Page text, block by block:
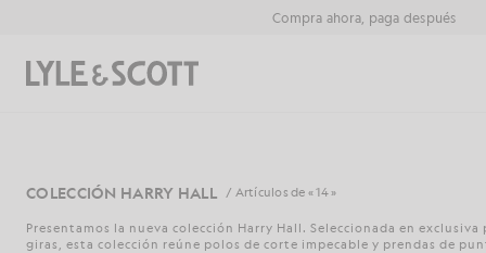
Compra ahora, paga después
Buscar
COLECCIÓN HARRY HALL / Artículos de « 14 »
Presentamos la nueva colección Harry Hall. Seleccionada en
giras, esta colección reúne polos de corte impecable y prendas de